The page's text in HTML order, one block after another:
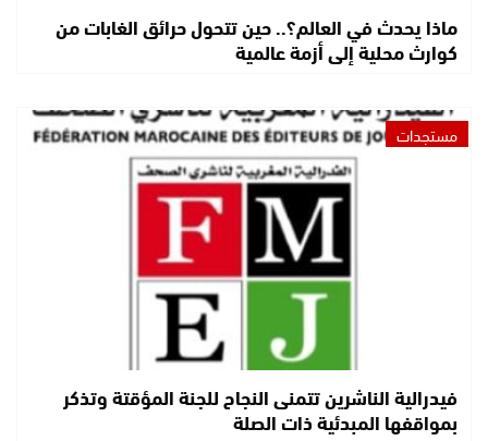
ماذا يحدث في العالم؟.. حين تتحول حرائق الغابات من
كوارث محلية إلى أزمة عالمية
مستجدات
فيدرالية الناشرين تتمنى النجاح للجنة المؤقتة وتذكر
بمواقفها المبدئية ذات الصلة